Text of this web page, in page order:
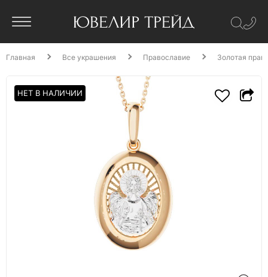
Главная Все украшения Православие Золотая
НЕТ В НАЛИЧИИ